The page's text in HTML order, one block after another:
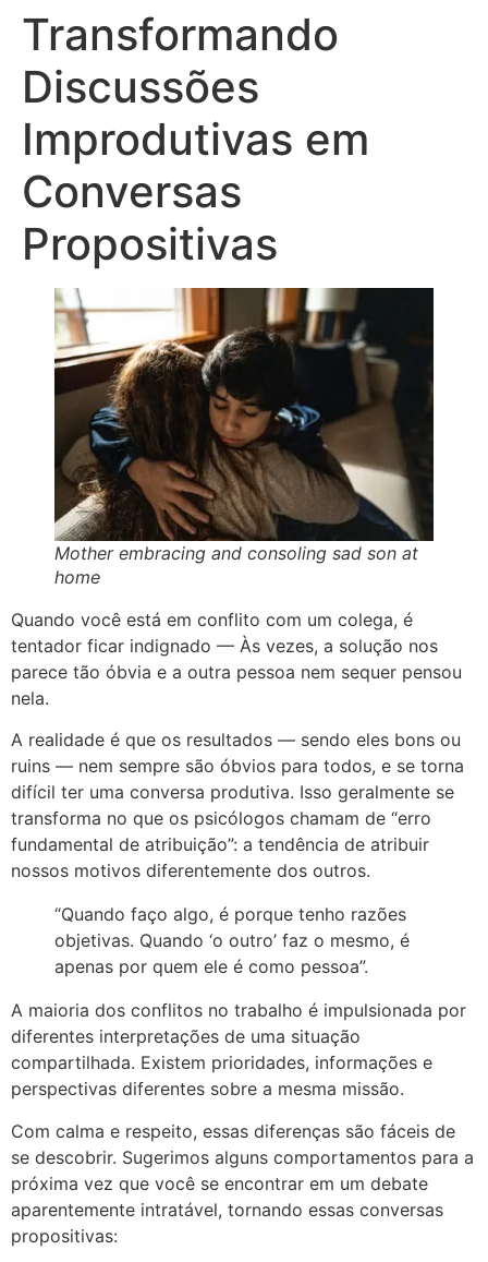
Transformando
Discussões
Improdutivas em
Conversas
Propositivas
Mother embracing and consoling sad son at
home
Quando você está em conflito com um colega, é
tentador ficar indignado — Às vezes, a solução nos
parece tão óbvia e a outra pessoa nem sequer pensou
nela.
A realidade é que os resultados — sendo eles bons ou
ruins — nem sempre são óbvios para todos, e se torna
difícil ter uma conversa produtiva. Isso geralmente se
transforma no que os psicólogos chamam de “erro
fundamental de atribuição”: a tendência de atribuir
nossos motivos diferentemente dos outros.
“Quando faço algo, é porque tenho razões
objetivas. Quando ‘o outro’ faz o mesmo, é
apenas por quem ele é como pessoa”.
A maioria dos conflitos no trabalho é impulsionada por
diferentes interpretações de uma situação
compartilhada. Existem prioridades, informações e
perspectivas diferentes sobre a mesma missão.
Com calma e respeito, essas diferenças são fáceis de
se descobrir. Sugerimos alguns comportamentos para a
próxima vez que você se encontrar em um debate
aparentemente intratável, tornando essas conversas
propositivas: